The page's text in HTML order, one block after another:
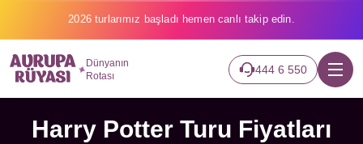
2026 turlarımız başladı hemen canlı takip edin.
Dünyanın
Rotası
444 6 550
Harry Potter Turu Fiyatları